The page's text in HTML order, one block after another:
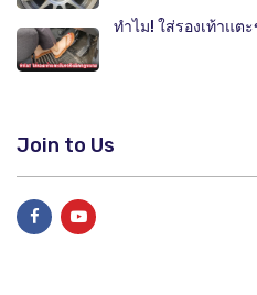
ทำไม! ใส่รองเท้าแต
Join to Us